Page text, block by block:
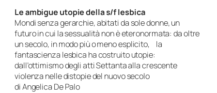
Le ambigue utopie della s/f lesbica
Mondi senza gerarchie, abitati da sole donne, un
futuro in cui la sessualità non è eteronormata: da oltre
un secolo, in modo più o meno esplicito, la
fantascienza lesbica ha costruito utopie:
dall’ottimismo degli atti Settanta alla crescente
violenza nelle distopie del nuovo secolo
di Angelica De Palo